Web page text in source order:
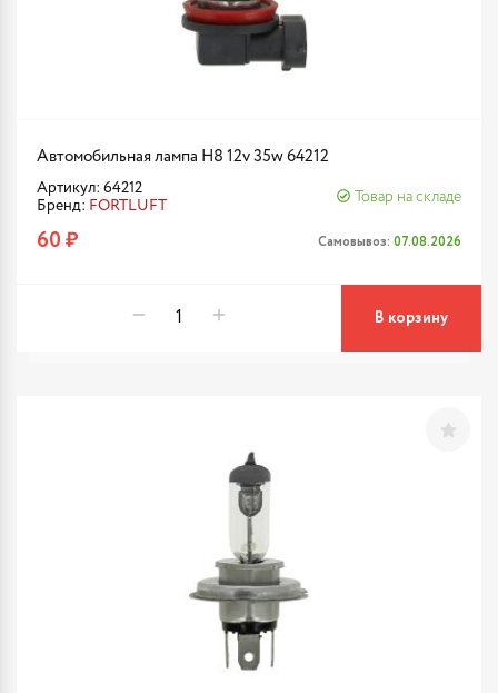
Автомобильная лампа H8 12v 35w 64212
Артикул: 64212
Бренд: FORTLUFT
Товар на складе
60 ₽ Самовывоз: 07.08.2026
В корзину